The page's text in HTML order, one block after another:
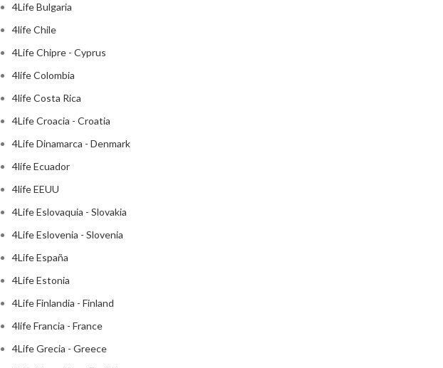
4Life Bulgaria
4life Chile
4Life Chipre - Cyprus
4life Colombia
4life Costa Rica
4Life Croacia - Croatia
4Life Dinamarca - Denmark
4life Ecuador
4life EEUU
4Life Eslovaquia - Slovakia
4Life Eslovenia - Slovenia
4Life España
4Life Estonia
4Life Finlandia - Finland
4life Francia - France
4Life Grecia - Greece